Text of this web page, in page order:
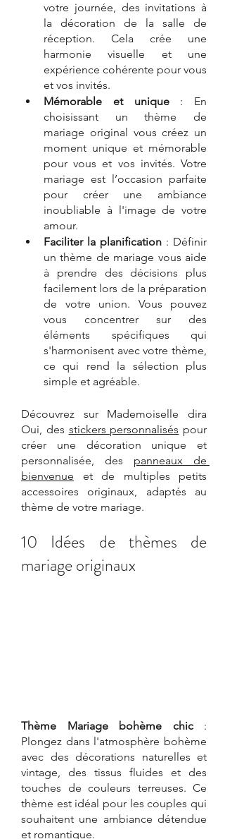
votre journée, des invitations à
la décoration de la salle de
réception. Cela crée une
harmonie visuelle et une
expérience cohérente pour vous
et vos invités.
Mémorable et unique : En
choisissant un thème de
mariage original vous créez un
moment unique et mémorable
pour vous et vos invités. Votre
mariage est l’occasion parfaite
pour créer une ambiance
inoubliable à l'image de votre
amour.
Faciliter la planification : Définir
un thème de mariage vous aide
à prendre des décisions plus
facilement lors de la préparation
de votre union. Vous pouvez
vous concentrer sur des
éléments spécifiques qui
s'harmonisent avec votre thème,
ce qui rend la sélection plus
simple et agréable.
Oui, des stickers personnalisés pour
créer une décoration unique et
personnalisée, des panneaux de
bienvenue et de multiples petits
accessoires originaux, adaptés au
thème de votre mariage.
10 Idées de thèmes de
mariage originaux
Thème Mariage bohème chic :
Plongez dans l'atmosphère bohème
avec des décorations naturelles et
vintage, des tissus fluides et des
touches de couleurs terreuses. Ce
thème est idéal pour les couples qui
souhaitent une ambiance détendue
et romantique.